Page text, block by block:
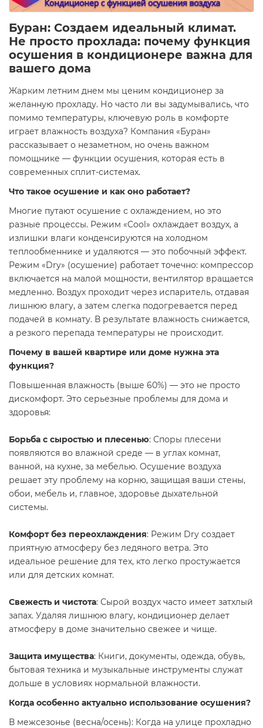
Буран: Создаем идеальный климат.
Не просто прохлада: почему функция
осушения в кондиционере важна для
вашего дома
Жарким летним днем мы ценим кондиционер за
желанную прохладу. Но часто ли вы задумывались, что
помимо температуры, ключевую роль в комфорте
играет влажность воздуха? Компания «Буран»
рассказывает о незаметном, но очень важном
помощнике — функции осушения, которая есть в
современных сплит-системах.
Что такое осушение и как оно работает?
Многие путают осушение с охлаждением, но это
разные процессы. Режим «Cool» охлаждает воздух, а
излишки влаги конденсируются на холодном
теплообменнике и удаляются — это побочный эффект.
Режим «Dry» (осушение) работает точечно: компрессор
включается на малой мощности, вентилятор вращается
медленно. Воздух проходит через испаритель, отдавая
лишнюю влагу, а затем слегка подогревается перед
подачей в комнату. В результате влажность снижается,
а резкого перепада температуры не происходит.
Почему в вашей квартире или доме нужна эта
функция?
Повышенная влажность (выше 60%) — это не просто
дискомфорт. Это серьезные проблемы для дома и
здоровья:
Борьба с сыростью и плесенью: Споры плесени
появляются во влажной среде — в углах комнат,
ванной, на кухне, за мебелью. Осушение воздуха
решает эту проблему на корню, защищая ваши стены,
обои, мебель и, главное, здоровье дыхательной
системы.
Комфорт без переохлаждения: Режим Dry создает
приятную атмосферу без ледяного ветра. Это
идеальное решение для тех, кто легко простужается
или для детских комнат.
Свежесть и чистота: Сырой воздух часто имеет затхлый
запах. Удаляя лишнюю влагу, кондиционер делает
атмосферу в доме значительно свежее и чище.
Защита имущества: Книги, документы, одежда, обувь,
бытовая техника и музыкальные инструменты служат
дольше в условиях нормальной влажности.
Когда особенно актуально использование осушения?
В межсезонье (весна/осень): Когда на улице прохладно